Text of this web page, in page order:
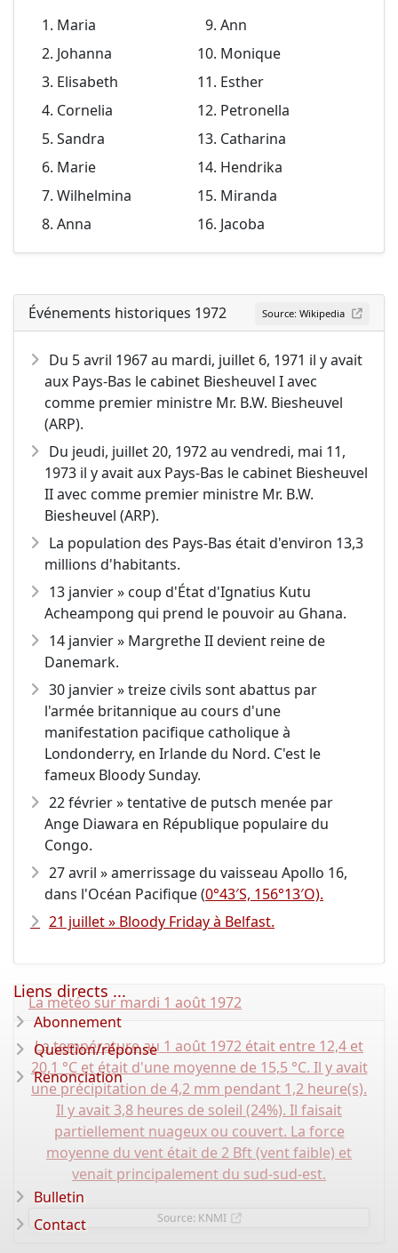
Maria
Johanna
Elisabeth
Cornelia
Sandra
Marie
Wilhelmina
Anna
Ann
Monique
Esther
Petronella
Catharina
Hendrika
Miranda
Jacoba
Source: Wikipedia
Événements historiques 1972
Du 5 avril 1967 au mardi, juillet 6, 1971 il y avait
aux Pays-Bas le cabinet Biesheuvel I avec
comme premier ministre Mr. B.W. Biesheuvel
(ARP).
Du jeudi, juillet 20, 1972 au vendredi, mai 11,
1973 il y avait aux Pays-Bas le cabinet Biesheuvel
II avec comme premier ministre Mr. B.W.
Biesheuvel (ARP).
La population des Pays-Bas était d'environ 13,3
millions d'habitants.
13 janvier » coup d'État d'Ignatius Kutu
Acheampong qui prend le pouvoir au Ghana.
14 janvier » Margrethe II devient reine de
Danemark.
30 janvier » treize civils sont abattus par
l'armée britannique au cours d'une
manifestation pacifique catholique à
Londonderry, en Irlande du Nord. C'est le
fameux Bloody Sunday.
22 février » tentative de putsch menée par
Ange Diawara en République populaire du
Congo.
27 avril » amerrissage du vaisseau Apollo 16,
dans l'Océan Pacifique (0°43′S, 156°13′O).
21 juillet » Bloody Friday à Belfast.
La météo sur mardi 1 août 1972
La température au 1 août 1972 était entre 12,4 et
20,1 °C et était d'une moyenne de 15,5 °C. Il y avait
une précipitation de 4,2 mm pendant 1,2 heure(s).
Il y avait 3,8 heures de soleil (24%). Il faisait
partiellement nuageux ou couvert. La force
moyenne du vent était de 2 Bft (vent faible) et
venait principalement du sud-sud-est.
Source: KNMI
Liens directs ...
Abonnement
Question/réponse
Renonciation
Bulletin
Contact